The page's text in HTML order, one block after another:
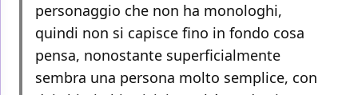
personaggio che non ha monologhi,
quindi non si capisce fino in fondo cosa
pensa, nonostante superficialmente
sembra una persona molto semplice, con